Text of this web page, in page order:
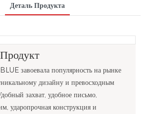
Деталь Продукта
завоевала популярность на рынке
дизайну и превосходным
захват, удобное письмо,
ударопрочная конструкция и